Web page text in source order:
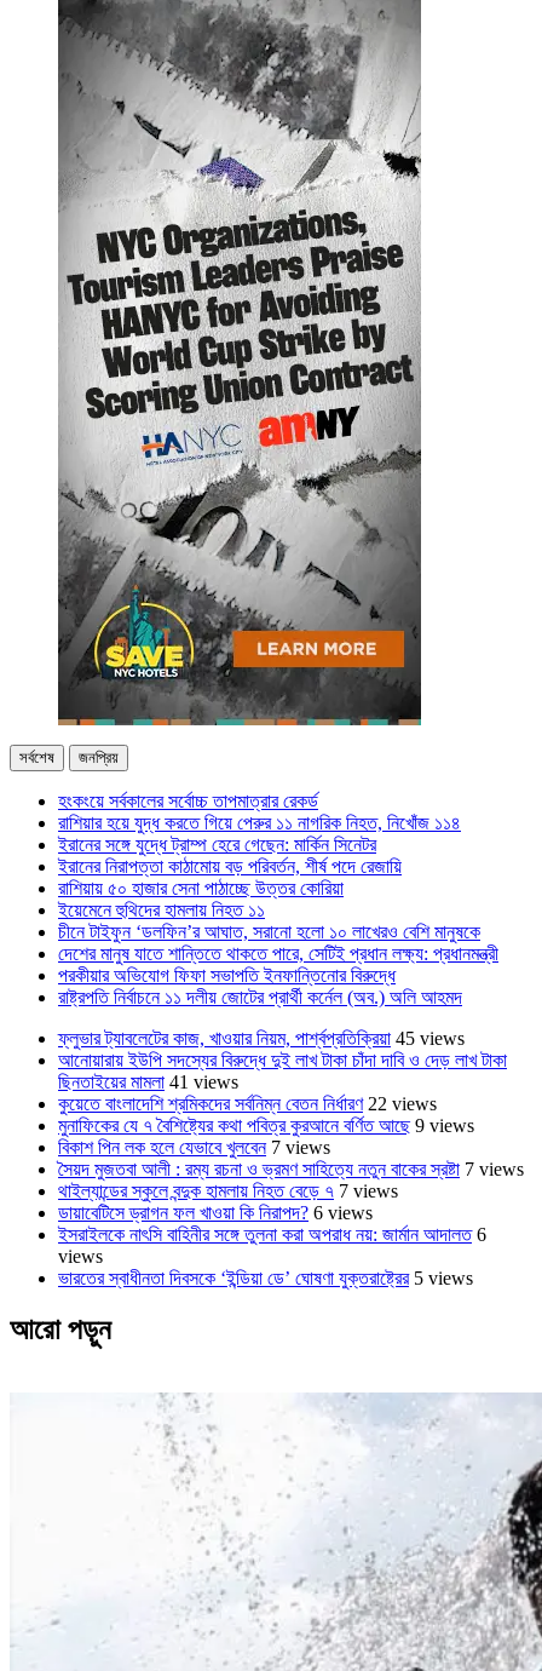
সর্বশেষ জনপ্রিয়
হংকংয়ে সর্বকালের সর্বোচ্চ তাপমাত্রার রেকর্ড
রাশিয়ার হয়ে যুদ্ধ করতে গিয়ে পেরুর ১১ নাগরিক নিহত, নিখোঁজ ১১৪
ইরানের সঙ্গে যুদ্ধে ট্রাম্প হেরে গেছেন: মার্কিন সিনেটর
ইরানের নিরাপত্তা কাঠামোয় বড় পরিবর্তন, শীর্ষ পদে রেজায়ি
রাশিয়ায় ৫০ হাজার সেনা পাঠাচ্ছে উত্তর কোরিয়া
ইয়েমেনে হুথিদের হামলায় নিহত ১১
চীনে টাইফুন ‘ডলফিন’র আঘাত, সরানো হলো ১০ লাখেরও বেশি মানুষকে
দেশের মানুষ যাতে শান্তিতে থাকতে পারে, সেটিই প্রধান লক্ষ্য: প্রধানমন্ত্রী
পরকীয়ার অভিযোগ ফিফা সভাপতি ইনফান্তিনোর বিরুদ্ধে
রাষ্ট্রপতি নির্বাচনে ১১ দলীয় জোটের প্রার্থী কর্নেল (অব.) অলি আহমদ
ফ্লুভার ট্যাবলেটের কাজ, খাওয়ার নিয়ম, পার্শ্বপ্রতিক্রিয়া 45 views
আনোয়ারায় ইউপি সদস্যের বিরুদ্ধে দুই লাখ টাকা চাঁদা দাবি ও দেড় লাখ টাকা
ছিনতাইয়ের মামলা 41 views
কুয়েতে বাংলাদেশি শ্রমিকদের সর্বনিম্ন বেতন নির্ধারণ 22 views
মুনাফিকের যে ৭ বৈশিষ্ট্যের কথা পবিত্র কুরআনে বর্ণিত আছে 9 views
বিকাশ পিন লক হলে যেভাবে খুলবেন 7 views
সৈয়দ মুজতবা আলী : রম্য রচনা ও ভ্রমণ সাহিত্যে নতুন বাকের স্রষ্টা 7 views
থাইল্যান্ডের স্কুলে বন্দুক হামলায় নিহত বেড়ে ৭ 7 views
ডায়াবেটিসে ড্রাগন ফল খাওয়া কি নিরাপদ? 6 views
ইসরাইলকে নাৎসি বাহিনীর সঙ্গে তুলনা করা অপরাধ নয়: জার্মান আদালত 6
views
ভারতের স্বাধীনতা দিবসকে ‘ইন্ডিয়া ডে’ ঘোষণা যুক্তরাষ্ট্রের 5 views
আরো পড়ুন